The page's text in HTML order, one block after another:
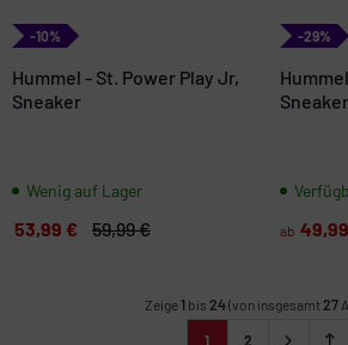
-10%
Hummel - St. Power Play Jr,
Sneaker
Wenig auf Lager
53,99 € 59,99 €
-29%
ab
Zeige1 bis 24(von insgesamt27
1 2